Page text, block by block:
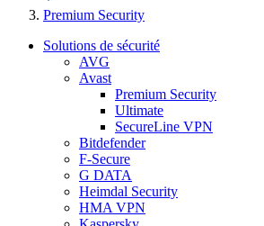
Premium Security
Solutions de sécurité
AVG
Avast
Premium Security
Ultimate
SecureLine VPN
Bitdefender
F-Secure
G DATA
Heimdal Security
HMA VPN